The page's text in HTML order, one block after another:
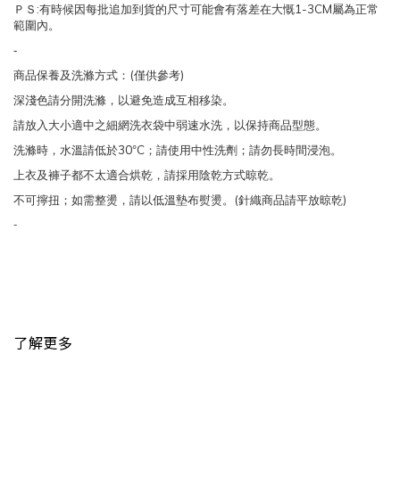
ＰＳ :有時候因每批追加到貨的尺寸可能會有落差在大慨1-3CM屬為正常
範圍內。
-
商品保養及洗滌方式： (僅供參考)
深淺色請分開洗滌，以避免造成互相移染。
請放入大小適中之細網洗衣袋中弱速水洗，以保持商品型態。
洗滌時，水溫請低於30°C ；請使用中性洗劑；請勿長時間浸泡。
上衣及褲子都不太適合烘乾，請採用陰乾方式晾乾。
不可擰扭；如需整燙，請以低溫墊布熨燙。
(針織商品請平放晾乾)
-
了解更多